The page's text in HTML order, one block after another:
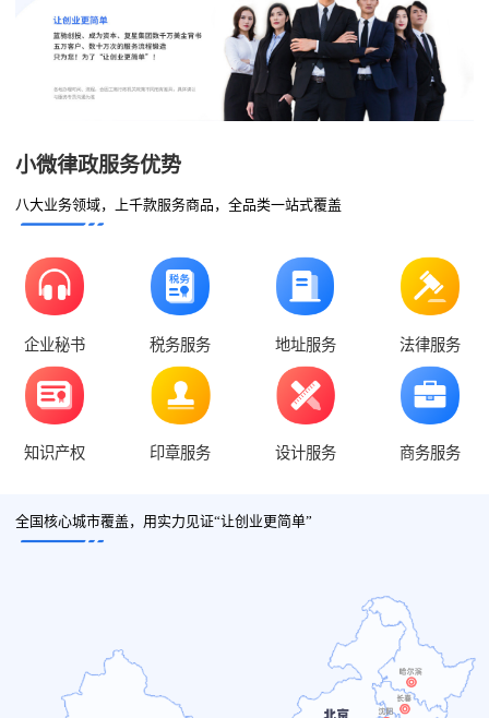
小微律政服务优势
八大业务领域，上千款服务商品，全品类一站式覆盖
企业秘书 税务服务 地址服务 法律服务
知识产权 印章服务 设计服务 商务服务
全国核心城市覆盖，用实力见证“让创业更简单”